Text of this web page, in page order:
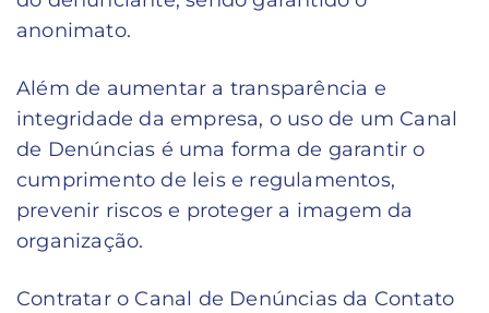
anonimato.
Além de aumentar a transparência e
integridade da empresa, o uso de um Canal
de Denúncias é uma forma de garantir o
cumprimento de leis e regulamentos,
prevenir riscos e proteger a imagem da
organização.
Contratar o Canal de Denúncias da Contato